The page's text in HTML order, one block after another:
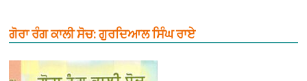
ਗੋਰਾ ਰੰਗ ਕਾਲੀ ਸੋਚ: ਗੁਰਦਿਆਲ ਸਿੰਘ ਰਾਏ